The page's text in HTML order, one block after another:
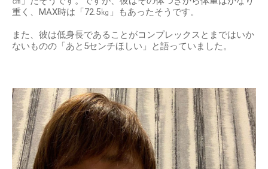
重く、MAX時は「72.5㎏」もあったそうです。
また、彼は低身長であることがコンプレックスとまではいか
ないものの「あと5センチほしい」と語っていました。